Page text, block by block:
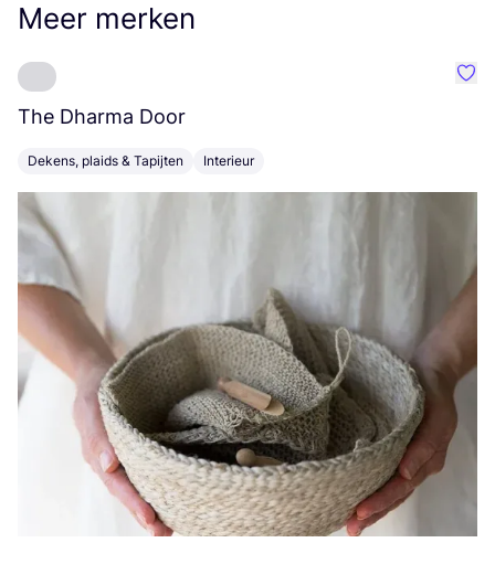
Meer merken
The Dharma Door
Dekens, plaids & Tapijten Interieur